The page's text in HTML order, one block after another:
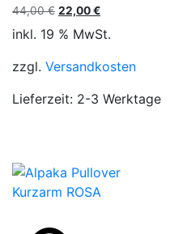
44,00€ Ursprünglicher
Preis
war:
44,00 €
22,00€Aktueller
Preis
ist:
inkl. 19 % MwSt.
zzgl. Versandkosten
Lieferzeit: 2-3 Werktage